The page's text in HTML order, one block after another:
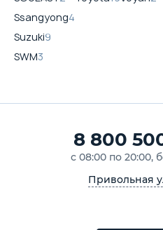
Ssangyong4
Suzuki9
SWM3
8 800
с 08:00 по 20:00,
Привольная